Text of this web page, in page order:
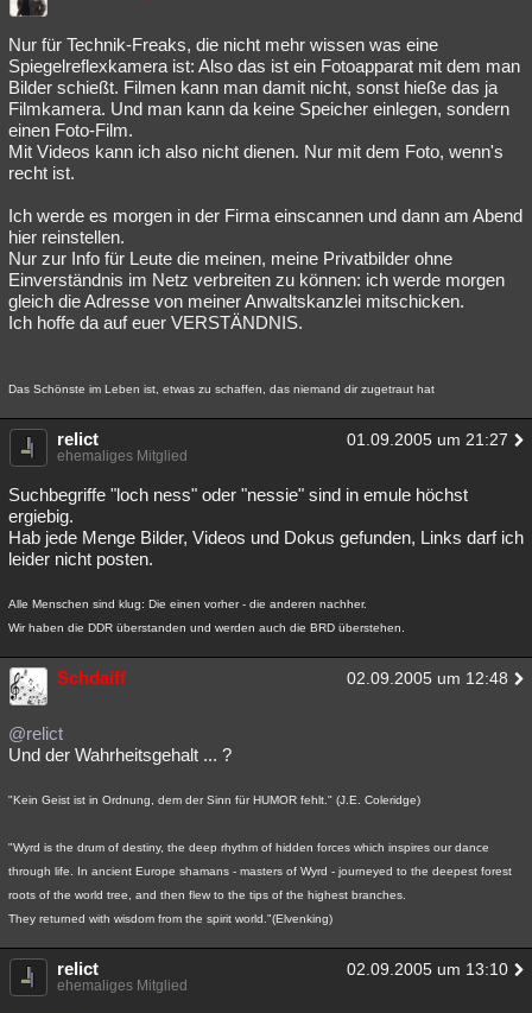
Nur für Technik-Freaks, die nicht mehr wissen was eine
Spiegelreflexkamera ist: Also das ist ein Fotoapparat mit dem man
Bilder schießt. Filmen kann man damit nicht, sonst hieße das ja
Filmkamera. Und man kann da keine Speicher einlegen, sondern
einen Foto-Film.
Mit Videos kann ich also nicht dienen. Nur mit dem Foto, wenn's
recht ist.
Ich werde es morgen in der Firma einscannen und dann am Abend
hier reinstellen.
Nur zur Info für Leute die meinen, meine Privatbilder ohne
Einverständnis im Netz verbreiten zu können: ich werde morgen
gleich die Adresse von meiner Anwaltskanzlei mitschicken.
Ich hoffe da auf euer VERSTÄNDNIS.
Das Schönste im Leben ist, etwas zu schaffen, das niemand dir zugetraut hat
relict 01.09.2005 um 21:27
ehemaliges Mitglied
Suchbegriffe "loch ness" oder "nessie" sind in emule höchst
ergiebig.
Hab jede Menge Bilder, Videos und Dokus gefunden, Links darf ich
leider nicht posten.
Alle Menschen sind klug: Die einen vorher - die anderen nachher.
Wir haben die DDR überstanden und werden auch die BRD überstehen.
Schdaiff 02.09.2005 um 12:48
@relict
Und der Wahrheitsgehalt ... ?
"Kein Geist ist in Ordnung, dem der Sinn für HUMOR fehlt." (J.E. Coleridge)
"Wyrd is the drum of destiny, the deep rhythm of hidden forces which inspires our dance
through life. In ancient Europe shamans - masters of Wyrd - journeyed to the deepest forest
roots of the world tree, and then flew to the tips of the highest branches.
They returned with wisdom from the spirit world."(Elvenking)
relict 02.09.2005 um 13:10
ehemaliges Mitglied